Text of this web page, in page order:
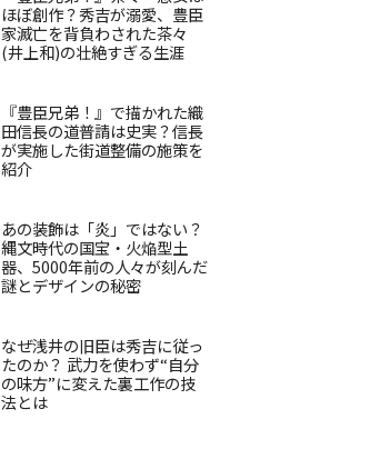
ほぼ創作？秀吉が溺愛、豊臣
家滅亡を背負わされた茶々
(井上和)の壮絶すぎる生涯
『豊臣兄弟！』で描かれた織
田信長の道普請は史実？信長
が実施した街道整備の施策を
紹介
あの装飾は「炎」ではない？
縄文時代の国宝・火焔型土
器、5000年前の人々が刻んだ
謎とデザインの秘密
なぜ浅井の旧臣は秀吉に従っ
たのか？ 武力を使わず“自分
の味方”に変えた裏工作の技
法とは